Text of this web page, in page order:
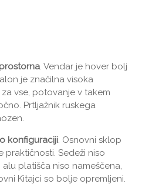
. Vendar je hover bolj
je značilna visoka
vse, potovanje v takem
Prtljažnik ruskega
konfiguraciji. Osnovni sklop
praktičnosti. Sedeži niso
platišča niso nameščena,
Kitajci so bolje opremljeni.